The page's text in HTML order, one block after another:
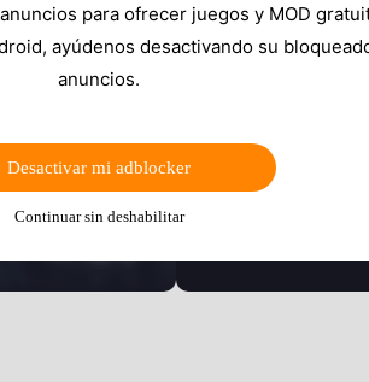
para ofrecer juegos y MOD
ayúdenos desactivando su
anuncios.
Desactivar mi adblocker
Continuar sin deshabilitar